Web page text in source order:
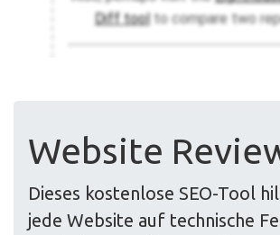
Website
Dieses kostenlose SEO-Tool
jede Website auf technische